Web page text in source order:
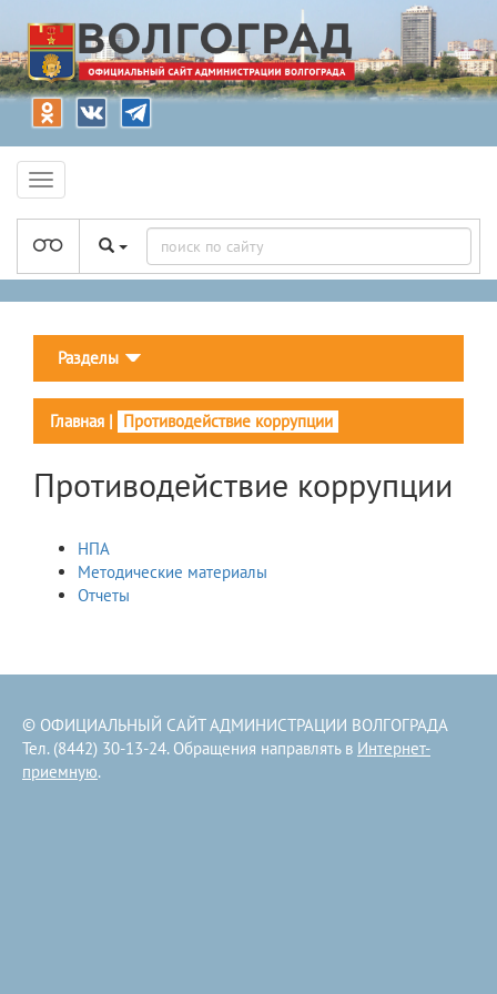
Разделы
Главная | Противодействие коррупции
Противодействие коррупции
НПА
Методические материалы
Отчеты
© ОФИЦИАЛЬНЫЙ САЙТ АДМИНИСТРАЦИИ ВОЛГОГРАДА
Тел. (8442) 30-13-24. Обращения направлять в Интернет-
приемную.